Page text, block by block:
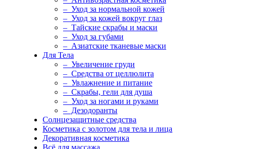
– Уход за нормальной кожей
– Уход за кожей вокруг глаз
– Тайские скрабы и маски
– Уход за губами
– Азиатские тканевые маски
Для Тела
– Увеличение груди
– Средства от целлюлита
– Увлажнение и питание
– Скрабы, гели для душа
– Уход за ногами и руками
– Дезодоранты
Солнцезащитные средства
Косметика с золотом для тела и лица
Декоративная косметика
Всё для массажа